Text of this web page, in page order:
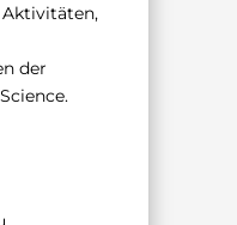
Aktivitäten,
der